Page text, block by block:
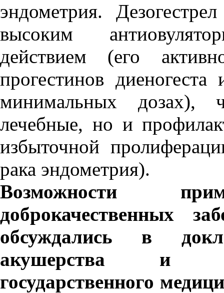
эндометрия.
высоким
действием (его
прогестинов
минимальных дозах),
лечебные, но и
избыточной
рака эндометрия).
Возможности
доброкачественных
обсуждались в
акушерства и
государственного